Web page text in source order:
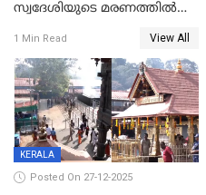
സ്വദേശിയുടെ മരണത്തിൽ
കേസ്; തർക്കമുണ്ടായത്
ഫേഷ്യലിന് 300 രൂപ
ആവശ്യപ്പെട്ടതിനെച്ചൊല്ലി
1 Min Read View All
KERALA
Posted On 27-12-2025